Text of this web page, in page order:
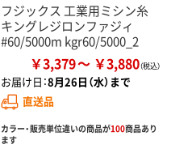
フジックス 工業用ミシン糸
キングレジロンファジィ
#60/5000m kgr60/5000_2
￥3,379 ￥3,880
お届け日：8月26日（水）まで
直送品
カラー・販売単位違いの商品が100商品あり
ます